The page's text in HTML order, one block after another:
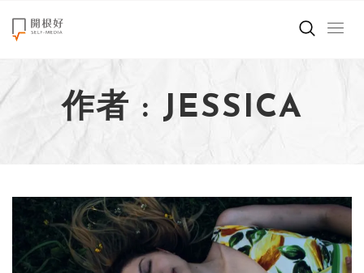
來點正能量
世界在想什麼
創造美好生活
職場商業經濟
影片專區
作者 : JESSICA